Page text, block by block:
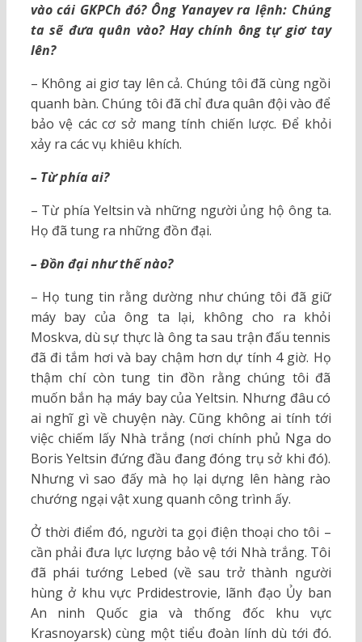
vào cái GKPCh đó? Ông Yanayev ra lệnh: Chúng
ta sẽ đưa quân vào? Hay chính ông tự giơ tay
lên?
– Không ai giơ tay lên cả. Chúng tôi đã cùng ngồi
quanh bàn. Chúng tôi đã chỉ đưa quân đội vào để
bảo vệ các cơ sở mang tính chiến lược. Để khỏi
xảy ra các vụ khiêu khích.
– Từ phía ai?
– Từ phía Yeltsin và những người ủng hộ ông ta.
Họ đã tung ra những đồn đại.
– Đồn đại như thế nào?
– Họ tung tin rằng dường như chúng tôi đã giữ
máy bay của ông ta lại, không cho ra khỏi
Moskva, dù sự thực là ông ta sau trận đấu tennis
đã đi tắm hơi và bay chậm hơn dự tính 4 giờ. Họ
thậm chí còn tung tin đồn rằng chúng tôi đã
muốn bắn hạ máy bay của Yeltsin. Nhưng đâu có
ai nghĩ gì về chuyện này. Cũng không ai tính tới
việc chiếm lấy Nhà trắng (nơi chính phủ Nga do
Boris Yeltsin đứng đầu đang đóng trụ sở khi đó).
Nhưng vì sao đấy mà họ lại dựng lên hàng rào
chướng ngại vật xung quanh công trình ấy.
Ở thời điểm đó, người ta gọi điện thoại cho tôi –
cần phải đưa lực lượng bảo vệ tới Nhà trắng. Tôi
đã phái tướng Lebed (về sau trở thành người
hùng ở khu vực Prdidestrovie, lãnh đạo Ủy ban
An ninh Quốc gia và thống đốc khu vực
Krasnoyarsk) cùng một tiểu đoàn lính dù tới đó.